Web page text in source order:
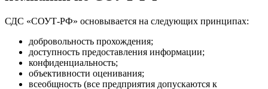
СДС «СОУТ-РФ» основывается на следующих принципах:
добровольность прохождения;
доступность предоставления информации;
конфиденциальность;
объективности оценивания;
всеобщность (все предприятия допускаются к